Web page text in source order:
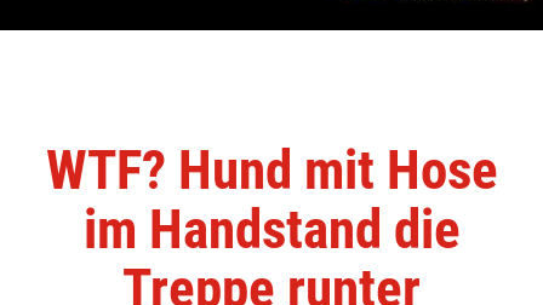
WTF? Hund mit Hose
im Handstand die
Treppe runter